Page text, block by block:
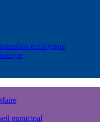
écologique
municipal